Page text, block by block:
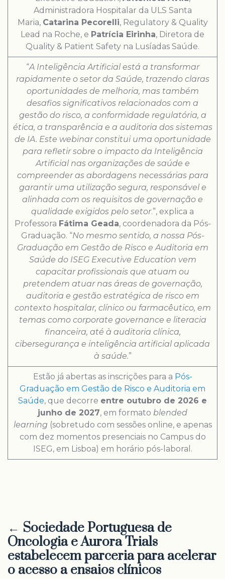
Administradora Hospitalar da ULS Santa
Maria, Catarina Pecorelli, Regulatory & Quality
Lead na Roche, e Patrícia Eirinha, Diretora de
Quality & Patient Safety na Lusíadas Saúde.
“A Inteligência Artificial está a transformar
rapidamente o setor da Saúde, trazendo claras
oportunidades de melhoria, mas também
desafios significativos relacionados com a
gestão do risco, a conformidade regulatória, a
ética, a transparência e a auditoria dos sistemas
de IA. Este webinar constitui uma oportunidade
para refletir sobre o impacto da Inteligência
Artificial nas organizações de saúde e
compreender as abordagens necessárias para
garantir uma utilização segura, responsável e
alinhada com os requisitos de governação e
qualidade exigidos pelo setor.”, explica a
Professora Fátima Geada, coordenadora da Pós-
Graduação. “No mesmo sentido, a nossa Pós-
Graduação em Gestão de Risco e Auditoria em
Saúde do ISEG Executive Education vem
capacitar profissionais que atuam ou
pretendem atuar nas áreas de governação,
auditoria e gestão estratégica de risco em
contexto hospitalar, clínico ou farmacêutico, em
temas como corporate governance e literacia
financeira, até à auditoria clínica,
cibersegurança e inteligência artificial aplicada
à saúde.”
Estão já abertas as inscrições para a Pós-
Graduação em Gestão de Risco e Auditoria em
Saúde, que decorre entre outubro de 2026 e
junho de 2027, em formato blended
learning (sobretudo com sessões online, e apenas
com dez momentos presenciais no Campus do
ISEG, em Lisboa) em horário pós-laboral.
← Sociedade Portuguesa de
Oncologia e Aurora Trials
estabelecem parceria para acelerar
o acesso a ensaios clínicos